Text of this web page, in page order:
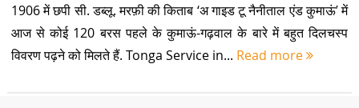
1906 में छपी सी. डब्लू. मरफ़ी की किताब ‘अ गाइड टू नैनीताल एंड कुमाऊं’ में
आज से कोई 120 बरस पहले के कुमाऊं-गढ़वाल के बारे में बहुत दिलचस्प
विवरण पढ़ने को मिलते हैं. Tonga Service in... Read more